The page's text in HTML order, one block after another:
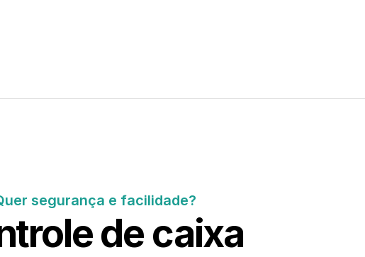
segurança e facilidade?
de caixa